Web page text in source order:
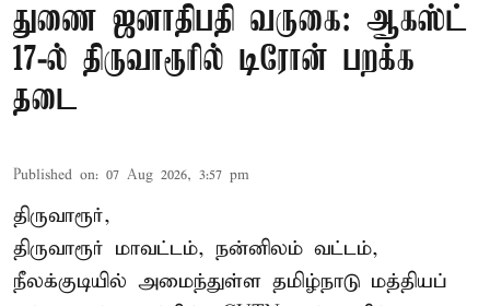
துணை ஜனாதிபதி வருகை: ஆகஸ்ட்
17-ல் திருவாரூரில் டிரோன் பறக்க
தடை
Published on: 07 Aug 2026, 3:57 pm
திருவாரூர்,
திருவாரூர் மாவட்டம், நன்னிலம் வட்டம்,
நீலக்குடியில் அமைந்துள்ள தமிழ்நாடு மத்தியப்